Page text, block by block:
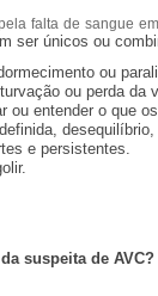
falta de sangue
ser únicos ou
ou
ou perda da
ou entender o que
e persistentes.
suspeita de AVC?